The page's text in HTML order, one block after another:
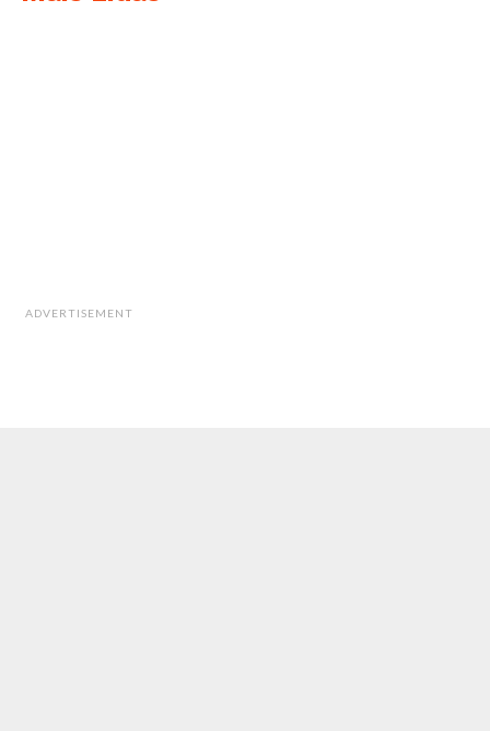
ADVERTISEMENT